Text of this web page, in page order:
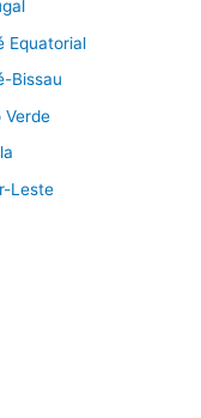
Equatorial
Bissau
Verde
Leste